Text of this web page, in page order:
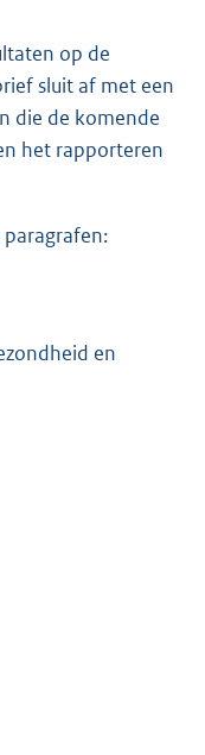
op de
sluit af met een
die de komende
het rapporteren
en